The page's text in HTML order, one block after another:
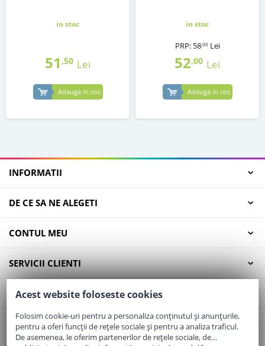
in stoc
51 ,50 Lei
Adauga in cos
in stoc
PRP: 58,00 Lei
52,00 Lei
Adauga in cos
INFORMATII
DE CE SA NE ALEGETI
CONTUL MEU
SERVICII CLIENTI
CONTACT
Email:office@elaptepraf.ro
Telefon:0745-964-449
Acest website foloseste cookies
Folosim cookie-uri pentru a personaliza conținutul și anunțurile,
pentru a oferi funcții de rețele sociale și pentru a analiza traficul.
De asemenea, le oferim partenerilor de rețele sociale, de